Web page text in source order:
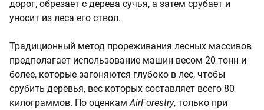
дорог, обрезает с дерева сучья, а затем срубает и
уносит из леса его ствол.
Традиционный метод прореживания лесных массивов
предполагает использование машин весом 20 тонн и
более, которые загоняются глубоко в лес, чтобы
срубить деревья, вес которых составляет всего 80
килограммов. По оценкамAirForestry, только при